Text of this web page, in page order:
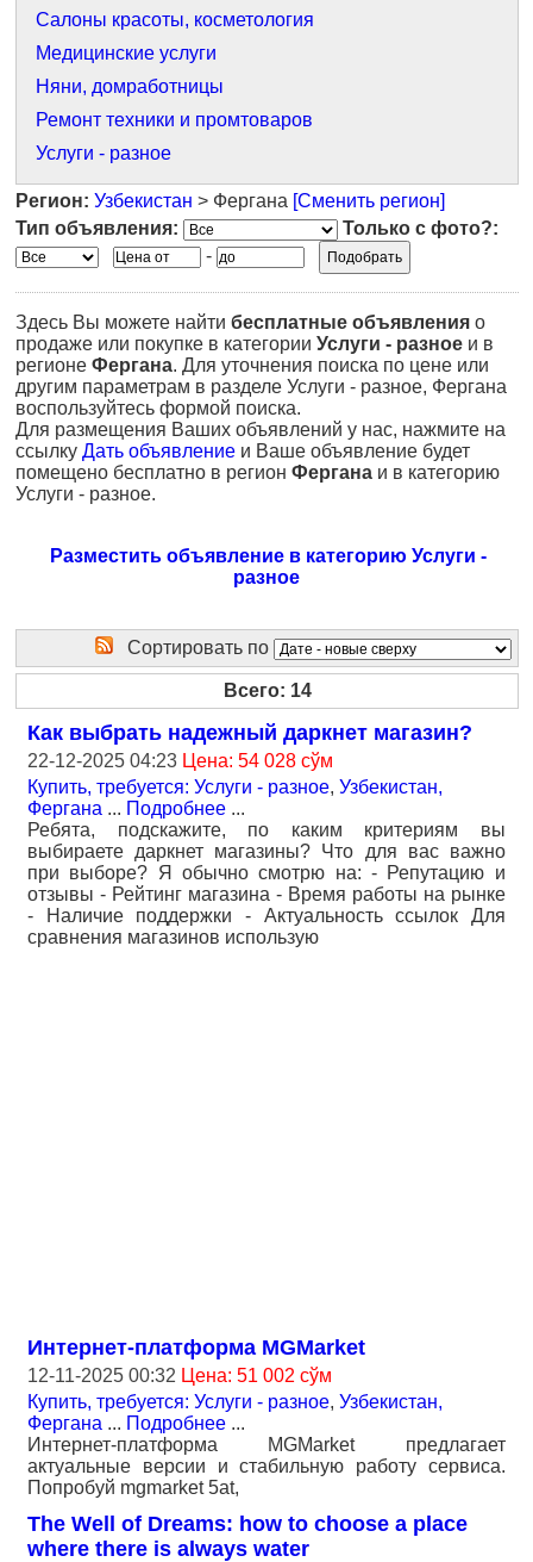
Салоны красоты, косметология
Медицинские услуги
Няни, домработницы
Ремонт техники и промтоваров
Услуги - разное
Регион: Узбекистан > Фергана [Сменить регион]
Тип объявления:
Только с фото?:
-
Здесь Вы можете найти бесплатные объявления о
продаже или покупке в категории Услуги - разное и в
регионе Фергана. Для уточнения поиска по цене или
другим параметрам в разделе Услуги - разное, Фергана
воспользуйтесь формой поиска.
Для размещения Ваших объявлений у нас, нажмите на
ссылку Дать объявление и Ваше объявление будет
помещено бесплатно в регион Фергана и в категорию
Услуги - разное.
Разместить объявление в категорию Услуги -
разное
Сортировать по
Всего: 14
Как выбрать надежный даркнет магазин?
22-12-2025 04:23 Цена: 54 028 сўм
Купить, требуется: Услуги - разное, Узбекистан,
Фергана ... Подробнее ...
Ребята, подскажите, по каким критериям вы
выбираете даркнет магазины? Что для вас важно
при выборе? Я обычно смотрю на: - Репутацию и
отзывы - Рейтинг магазина - Время работы на рынке
- Наличие поддержки - Актуальность ссылок Для
сравнения магазинов использую
Интернет-платформа MGMarket
12-11-2025 00:32 Цена: 51 002 сўм
Купить, требуется: Услуги - разное, Узбекистан,
Фергана ... Подробнее ...
Интернет-платформа MGMarket предлагает
актуальные версии и стабильную работу сервиса.
Попробуй mgmarket 5at,
The Well of Dreams: how to choose a place
where there is always water